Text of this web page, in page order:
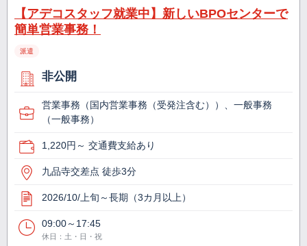
【アデコスタッフ就業中】新しいBPOセンターで
簡単営業事務！
派遣
非公開
営業事務（国内営業事務（受発注含む））、一般事務
（一般事務）
1,220円～ 交通費支給あり
九品寺交差点 徒歩3分
2026/10/上旬～長期（3カ月以上）
09:00～17:45
休日：土・日・祝